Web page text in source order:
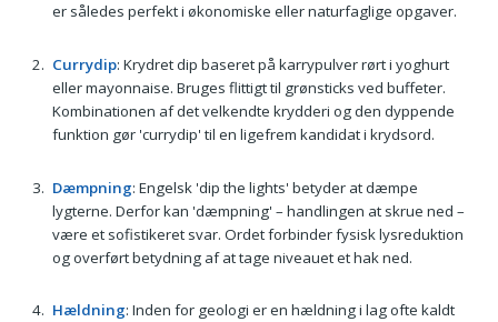
er således perfekt i økonomiske eller naturfaglige opgaver.
Currydip: Krydret dip baseret på karrypulver rørt i yoghurt
eller mayonnaise. Bruges flittigt til grønsticks ved buffeter.
Kombinationen af det velkendte krydderi og den dyppende
funktion gør 'currydip' til en ligefrem kandidat i krydsord.
Dæmpning: Engelsk 'dip the lights' betyder at dæmpe
lygterne. Derfor kan 'dæmpning' – handlingen at skrue ned –
være et sofistikeret svar. Ordet forbinder fysisk lysreduktion
og overført betydning af at tage niveauet et hak ned.
Hældning: Inden for geologi er en hældning i lag ofte kaldt